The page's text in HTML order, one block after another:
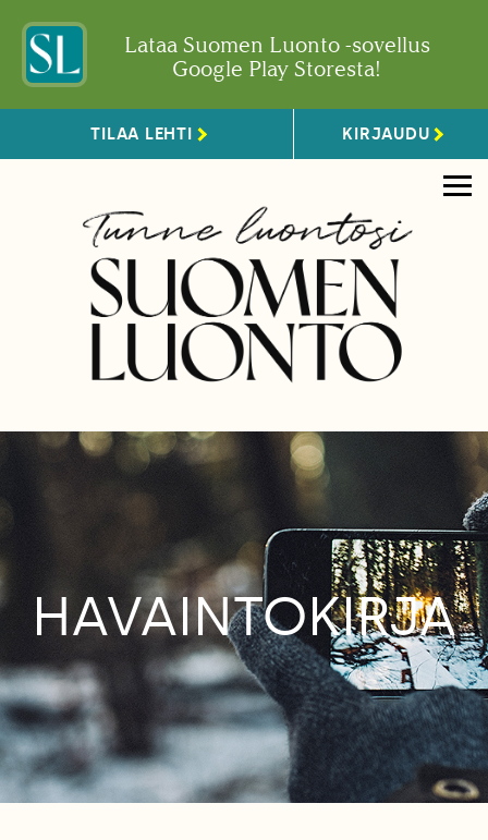
Lataa Suomen Luonto -sovellus
Google Play Storesta!
TILAA LEHTI KIRJAUDU
HAVAINTOKIRJA